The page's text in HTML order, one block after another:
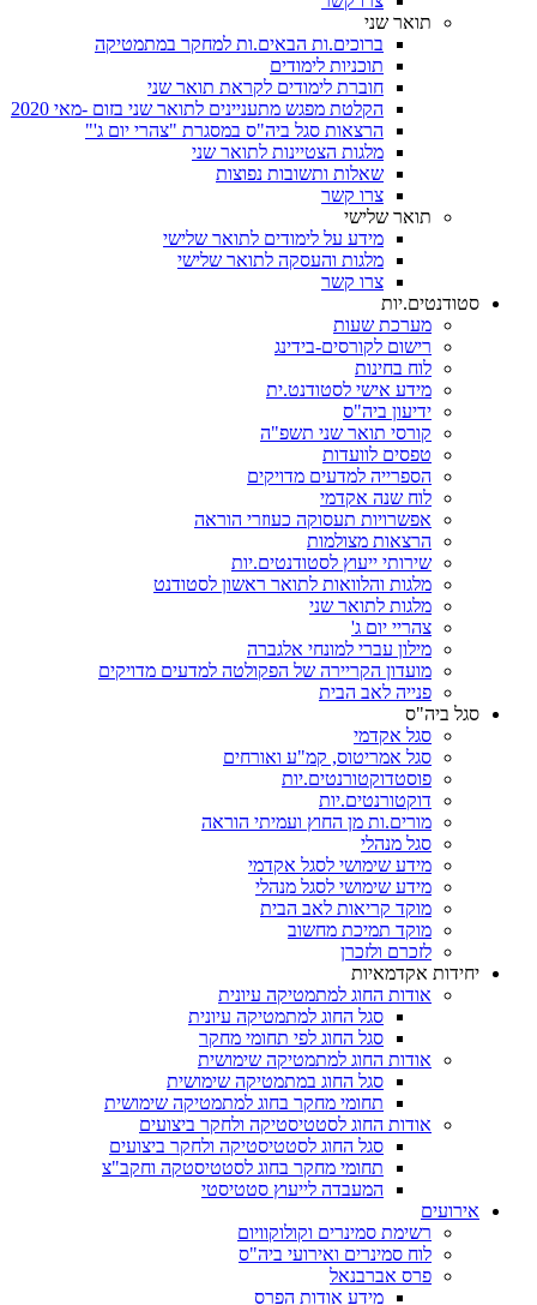
תואר שני
ברוכים.ות הבאים.ות למחקר במתמטיקה
תוכניות לימודים
חוברת לימודים לקראת תואר שני
הקלטת מפגש מתעניינים לתואר שני בזום -מאי 2020
הרצאות סגל ביה"ס במסגרת "צהרי יום ג'"
מלגות הצטיינות לתואר שני
שאלות ותשובות נפוצות
צרו קשר
תואר שלישי
מידע על לימודים לתואר שלישי
מלגות והעסקה לתואר שלישי
צרו קשר
סטודנטים.יות
מערכת שעות
רישום לקורסים-בידינג
לוח בחינות
מידע אישי לסטודנט.ית
ידיעון ביה"ס
קורסי תואר שני תשפ"ה
טפסים לוועדות
הספרייה למדעים מדויקים
לוח שנה אקדמי
אפשרויות תעסוקה כעוזרי הוראה
הרצאות מצולמות
שירותי ייעוץ לסטודנטים.יות
מלגות והלוואות לתואר ראשון לסטודנט
מלגות לתואר שני
צהריי יום ג'
מילון עברי למונחי אלגברה
מועדון הקריירה של הפקולטה למדעים מדויקים
פנייה לאב הבית
סגל ביה"ס
סגל אקדמי
סגל אמריטוס, קמ"ע ואורחים
פוסטדוקטורנטים.יות
דוקטורנטים.יות
מורים.ות מן החוץ ועמיתי הוראה
סגל מנהלי
מידע שימושי לסגל אקדמי
מידע שימושי לסגל מנהלי
מוקד קריאות לאב הבית
מוקד תמיכת מחשוב
לזכרם ולזכרן
יחידות אקדמאיות
אודות החוג למתמטיקה עיונית
סגל החוג למתמטיקה עיונית
סגל החוג לפי תחומי מחקר
אודות החוג למתמטיקה שימושית
סגל החוג במתמטיקה שימושית
תחומי מחקר בחוג למתמטיקה שימושית
אודות החוג לסטטיסטיקה ולחקר ביצועים
סגל החוג לסטטיסטיקה ולחקר ביצועים
תחומי מחקר בחוג לסטטיסטקה וחקב"צ
המעבדה לייעוץ סטטיסטי
אירועים
רשימת סמינרים וקולוקוויום
לוח סמינרים ואירועי ביה"ס
פרס אברבנאל
מידע אודות הפרס